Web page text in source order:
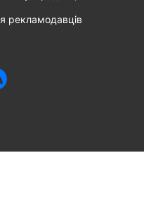
рекламодавців